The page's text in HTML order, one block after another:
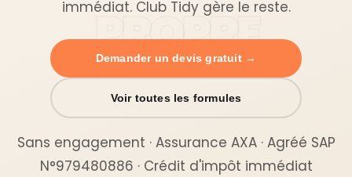
immédiat. Club Tidy gère le reste.
Demander un devis gratuit →
Voir toutes les formules
Sans engagement · Assurance AXA · Agréé SAP
N°979480886 · Crédit d'impôt immédiat